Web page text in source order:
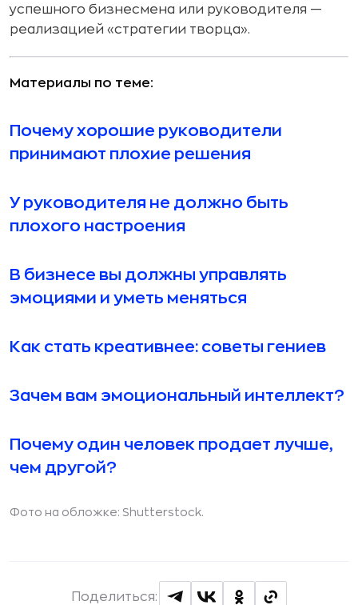
успешного бизнесмена или руководителя —
реализацией «стратегии творца».
Материалы по теме:
Почему хорошие руководители
принимают плохие решения
У руководителя не должно быть
плохого настроения
В бизнесе вы должны управлять
эмоциями и уметь меняться
Как стать креативнее: советы гениев
Зачем вам эмоциональный интеллект?
Почему один человек продает лучше,
чем другой?
Фото на обложке: Shutterstock.
Поделиться: